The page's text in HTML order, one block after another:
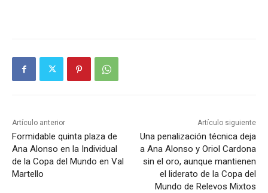
Artículo anterior
Formidable quinta plaza de
Ana Alonso en la Individual
de la Copa del Mundo en Val
Martello
Artículo siguiente
Una penalización técnica deja
a Ana Alonso y Oriol Cardona
sin el oro, aunque mantienen
el liderato de la Copa del
Mundo de Relevos Mixtos